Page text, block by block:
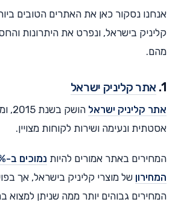
אנחנו נסקור כאן את האתרים הטובים
קליניק בישראל, ונפרט את היתרונות
מהם.
1. אתר קליניק ישראל
אתר קליניק ישראל
אסטתית ונעימה ושירות לקוחות מצויין.
המחירים באתר אמורים להיות
המחירון של מוצרי קליניק בישראל, אך
המחירים גבוהים יותר ממה שניתן למצוא